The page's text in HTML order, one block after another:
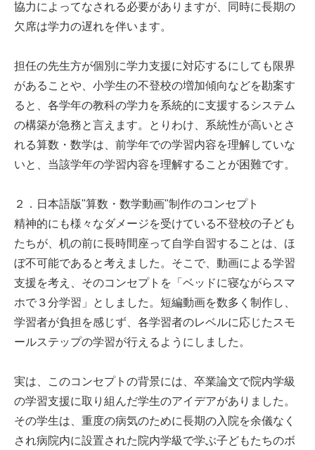
協力によってなされる必要がありますが、同時に長期の
欠席は学力の遅れを伴います。
担任の先生方が個別に学力支援に対応するにしても限界
があることや、小学生の不登校の増加傾向などを勘案す
ると、各学年の教科の学力を系統的に支援するシステム
の構築が急務と言えます。とりわけ、系統性が高いとさ
れる算数・数学は、前学年での学習内容を理解していな
いと、当該学年の学習内容を理解することが困難です。
２．日本語版"算数・数学動画"制作のコンセプト
精神的にも様々なダメージを受けている不登校の子ども
たちが、机の前に長時間座って自学自習することは、ほ
ぼ不可能であると考えました。そこで、動画による学習
支援を考え、そのコンセプトを「ベッドに寝ながらスマ
ホで３分学習」としました。短編動画を数多く制作し、
学習者が負担を感じず、各学習者のレベルに応じたスモ
ールステップの学習が行えるようにしました。
実は、このコンセプトの背景には、卒業論文で院内学級
の学習支援に取り組んだ学生のアイデアがありました。
その学生は、重度の病気のために長期の入院を余儀なく
され病院内に設置された院内学級で学ぶ子どもたちのボ